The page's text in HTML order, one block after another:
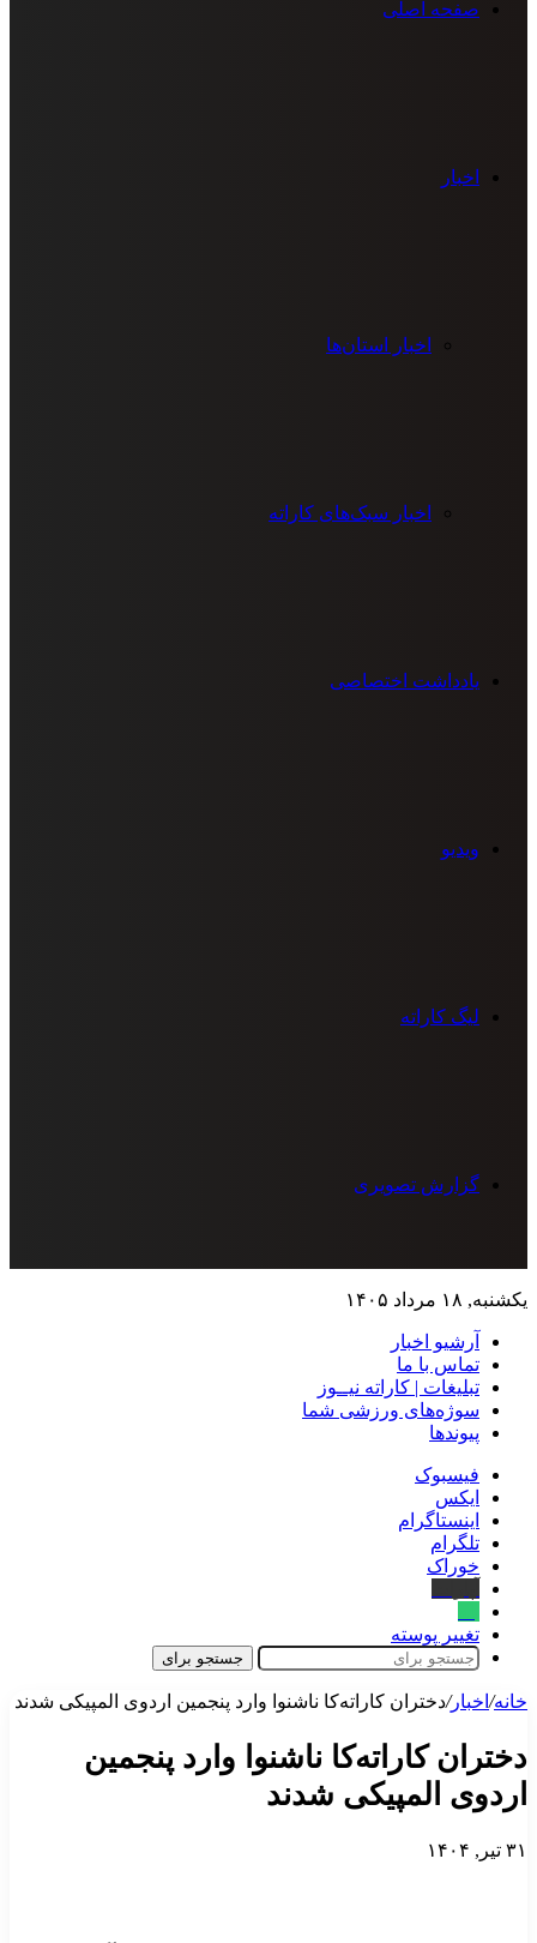
صفحه اصلی
اخبار
اخبار استان‌ها
اخبار سبک‌های کاراته
یادداشت اختصاصی
ویدیو
لیگ کاراته
گزارش تصویری
یکشنبه, ۱۸ مرداد ۱۴۰۵
آرشیو اخبار
تماس‌ با‌ ما
تبلیغات | کاراته نیــوز
سوژه‌های ورزشی شما
پیوندها
فیسبوک
ایکس
اینستاگرام
تلگرام
خوراک
تغییر پوسته
جستجو برای
خانه/ اخبار/دختران کاراته‌کا ناشنوا وارد پنجمین اردوی المپیکی شدند
دختران کاراته‌کا ناشنوا وارد پنجمین
اردوی المپیکی شدند
۳۱ تیر, ۱۴۰۴